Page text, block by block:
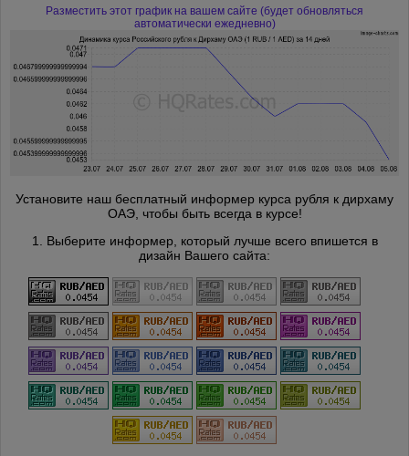
Разместить этот график на вашем сайте (будет обновляться
автоматически ежедневно)
Установите наш бесплатный информер курса рубля к дирхаму
ОАЭ, чтобы быть всегда в курсе!
1. Выберите информер, который лучше всего впишется в
дизайн Вашего сайта: